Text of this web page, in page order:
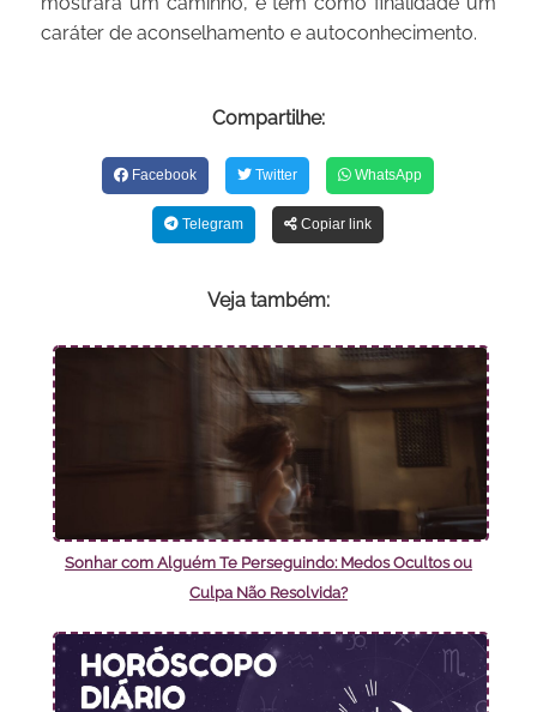
caráter de aconselhamento e autoconhecimento.
Compartilhe:
Facebook Twitter WhatsApp
Telegram Copiar link
Veja também:
Sonhar com Alguém Te Perseguindo: Medos Ocultos ou
Culpa Não Resolvida?